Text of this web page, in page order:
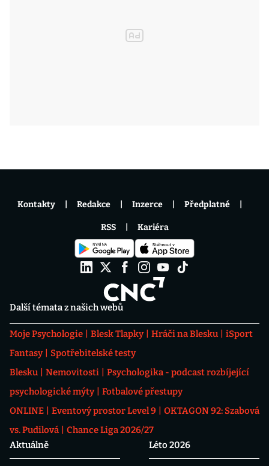
Další témata z našich webů
Moje Psychologie Blesk Tlapky Hráči na Blesku
iSport
Fantasy
Spotřebitelské testy
Blesku
Nemovitosti
Psychologika - podcast rozbíjející
psychologické mýty
Fotbalové přestupy
ONLINE
Eventový prostor Level 9
OKTAGON 92: Szabová
vs. Pudilová
Chance Liga 2026/27
Aktuálně
Léto 2026
Kontakty Redakce Inzerce Předplatné
RSS Kariéra